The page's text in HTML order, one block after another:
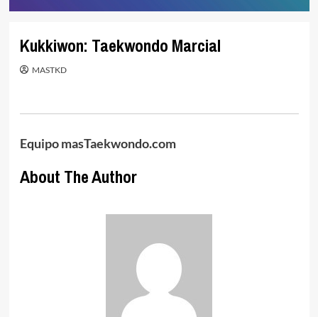
Kukkiwon: Taekwondo Marcial
MASTKD
Equipo masTaekwondo.com
About The Author